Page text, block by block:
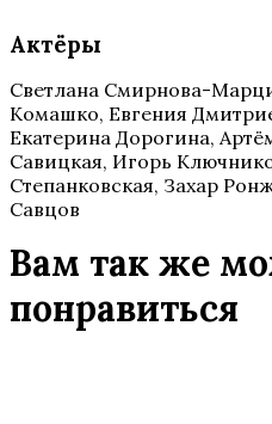
Актёры
Светлана Смирнова-
Комашко, Евгения
Екатерина Дорогина,
Савицкая, Игорь
Степанковская, Захар
Савцов
Вам так же
понравиться